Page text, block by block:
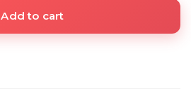
Add to cart